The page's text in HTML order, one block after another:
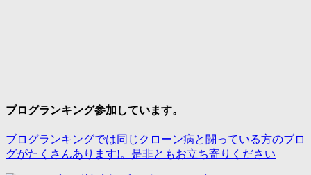
ブログランキング参加しています。
ブログランキングでは同じクローン病と闘っている方のブロ
グがたくさんあります!。是非ともお立ち寄りください